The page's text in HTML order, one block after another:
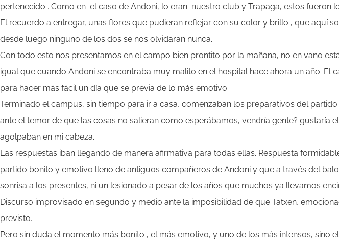
pertenecido . Como en el caso de Andoni, lo eran nuestro club y Trapaga, estos fueron
El recuerdo a entregar, unas flores que pudieran reflejar con su color y brillo , que aquí
desde luego ninguno de los dos se nos olvidaran nunca.
Con todo esto nos presentamos en el campo bien prontito por la mañana, no en vano
igual que cuando Andoni se encontraba muy malito en el hospital hace ahora un año. El
para hacer más fácil un día que se previa de lo más emotivo.
Terminado el campus, sin tiempo para ir a casa, comenzaban los preparativos del
ante el temor de que las cosas no salieran como esperábamos, vendría gente? gustaría
agolpaban en mi cabeza.
Las respuestas iban llegando de manera afirmativa para todas ellas. Respuesta
partido bonito y emotivo lleno de antiguos compañeros de Andoni y que a través del
sonrisa a los presentes, ni un lesionado a pesar de los años que muchos ya llevamos
Discurso improvisado en segundo y medio ante la imposibilidad de que Tatxen,
previsto.
Pero sin duda el momento más bonito , el más emotivo, y uno de los más intensos, sino